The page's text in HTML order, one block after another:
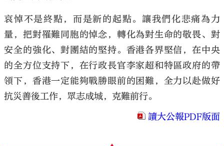
哀悼不是終點，而是新的起點。讓我們化悲痛為力
量，把對罹難同胞的悼念，轉化為對生命的敬畏、對
安全的強化、對團結的堅持。香港各界堅信，在中央
的全方位支持下，在行政長官李家超和特區政府的帶
領下，香港一定能夠戰勝眼前的困難，全力以赴做好
抗災善後工作，眾志成城，克難前行。
讀大公報PDF版面